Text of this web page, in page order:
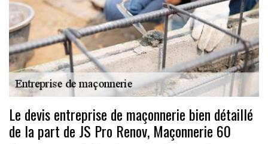
Le devis entreprise de maçonnerie bien détaillé
de la part de JS Pro Renov, Maçonnerie 60